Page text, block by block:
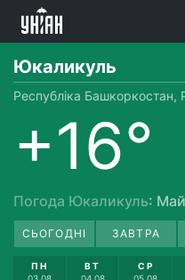
Юкаликуль
Республіка Башкоркостан,
+16°
Погода Юкаликуль:
СЬОГОДНІ ЗАВТРА
ПН
ВТ
СР